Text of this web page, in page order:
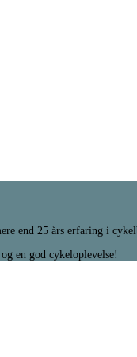
end 25 års erfaring i
en god cykeloplevelse!